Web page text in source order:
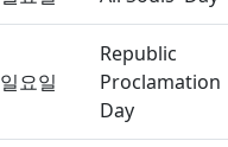
일요일
Republic
Proclamation
Day